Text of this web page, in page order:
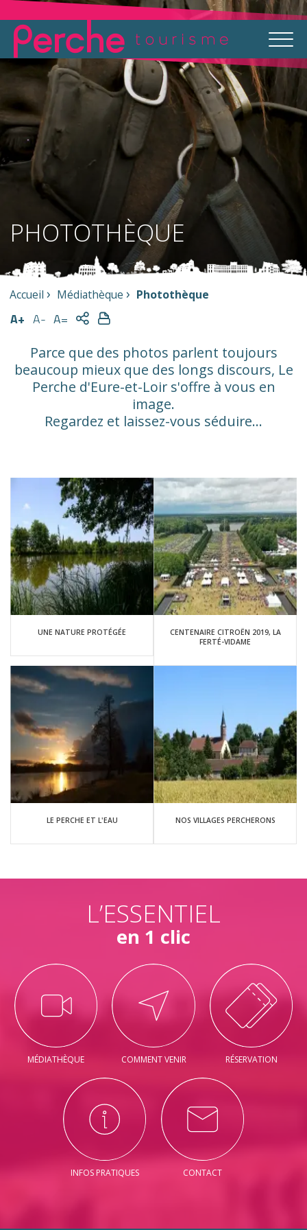
PHOTOTHÈQUE
Accueil Médiathèque Photothèque
A+ A- A=
Parce que des photos parlent toujours
beaucoup mieux que des longs discours, Le
Perche d'Eure-et-Loir s'offre à vous en
image.
Regardez et laissez-vous séduire...
UNE NATURE PROTÉGÉE
CENTENAIRE CITROËN 2019, LA
FERTÉ-VIDAME
LE PERCHE ET L'EAU NOS VILLAGES PERCHERONS
L’ESSENTIEL
en 1 clic
MÉDIATHÈQUE COMMENT VENIR RÉSERVATION
INFOS PRATIQUES CONTACT